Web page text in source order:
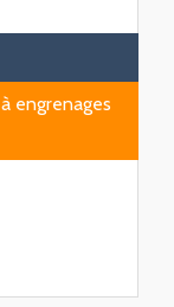
engrenages